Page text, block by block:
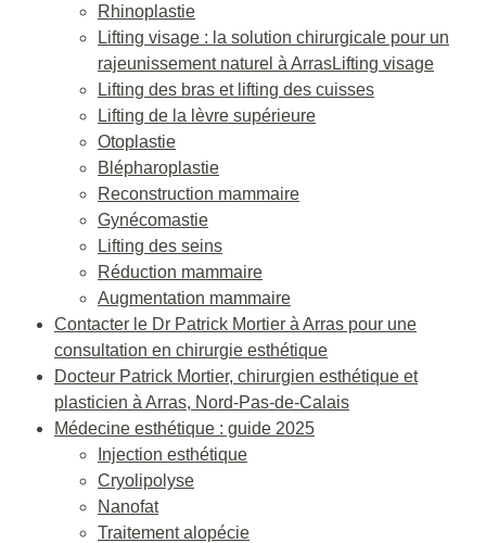
Rhinoplastie
Lifting visage : la solution chirurgicale pour un
rajeunissement naturel à ArrasLifting visage
Lifting des bras et lifting des cuisses
Lifting de la lèvre supérieure
Otoplastie
Blépharoplastie
Reconstruction mammaire
Gynécomastie
Lifting des seins
Réduction mammaire
Augmentation mammaire
Contacter le Dr Patrick Mortier à Arras pour une
consultation en chirurgie esthétique
Docteur Patrick Mortier, chirurgien esthétique et
plasticien à Arras, Nord-Pas-de-Calais
Médecine esthétique : guide 2025
Injection esthétique
Cryolipolyse
Nanofat
Traitement alopécie